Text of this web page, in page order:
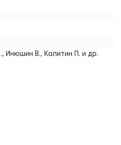
Инюшин В., Калитин П. и др.